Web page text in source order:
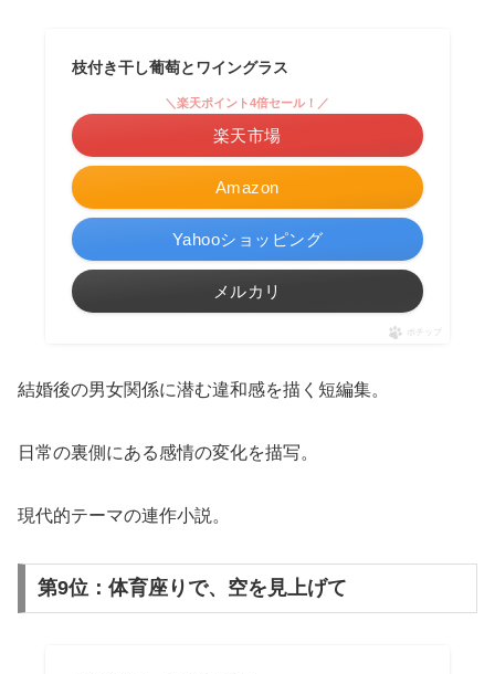
枝付き干し葡萄とワイングラス
Amazon
＼楽天ポイント4倍セール！／
楽天市場
Yahooショッピング
メルカリ
ポチップ
結婚後の男女関係に潜む違和感を描く短編集。
日常の裏側にある感情の変化を描写。
現代的テーマの連作小説。
第9位：体育座りで、空を見上げて